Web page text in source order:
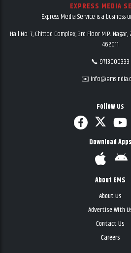
EXPRESS MEDIA
Express Media Service is a business
Hall No. 7, Chittod Complex, 3rd Floor M.P.
462011
📞 9713000333
✉️
Follow Us
Download Apps
About EMS
About Us
Advertise With
Contact Us
Careers